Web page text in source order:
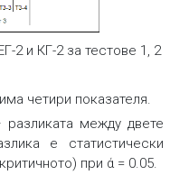
2 и КГ-2 за тестове 1, 2
има четири показателя.
разликата между двете
е статистически
при ά = 0.05.